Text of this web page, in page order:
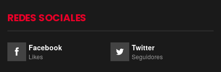
REDES SOCIALES
Facebook
Likes
Twitter
Seguidores